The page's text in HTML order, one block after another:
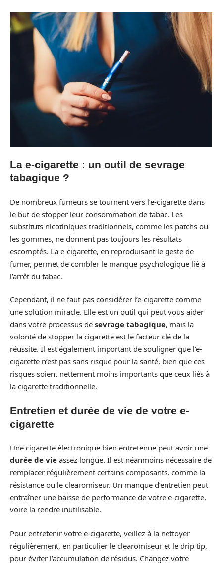
La e-cigarette : un outil de sevrage
tabagique ?
De nombreux fumeurs se tournent vers l’e-cigarette dans
le but de stopper leur consommation de tabac. Les
substituts nicotiniques traditionnels, comme les patchs ou
les gommes, ne donnent pas toujours les résultats
escomptés. La e-cigarette, en reproduisant le geste de
fumer, permet de combler le manque psychologique lié à
l’arrêt du tabac.
Cependant, il ne faut pas considérer l’e-cigarette comme
une solution miracle. Elle est un outil qui peut vous aider
dans votre processus de sevrage tabagique, mais la
volonté de stopper la cigarette est le facteur clé de la
réussite. Il est également important de souligner que l’e-
cigarette n’est pas sans risque pour la santé, bien que ces
risques soient nettement moins importants que ceux liés à
la cigarette traditionnelle.
Entretien et durée de vie de votre e-
cigarette
Une cigarette électronique bien entretenue peut avoir une
durée de vie assez longue. Il est néanmoins nécessaire de
remplacer régulièrement certains composants, comme la
résistance ou le clearomiseur. Un manque d’entretien peut
entraîner une baisse de performance de votre e-cigarette,
voire la rendre inutilisable.
Pour entretenir votre e-cigarette, veillez à la nettoyer
régulièrement, en particulier le clearomiseur et le drip tip,
pour éviter l’accumulation de résidus. Changez votre